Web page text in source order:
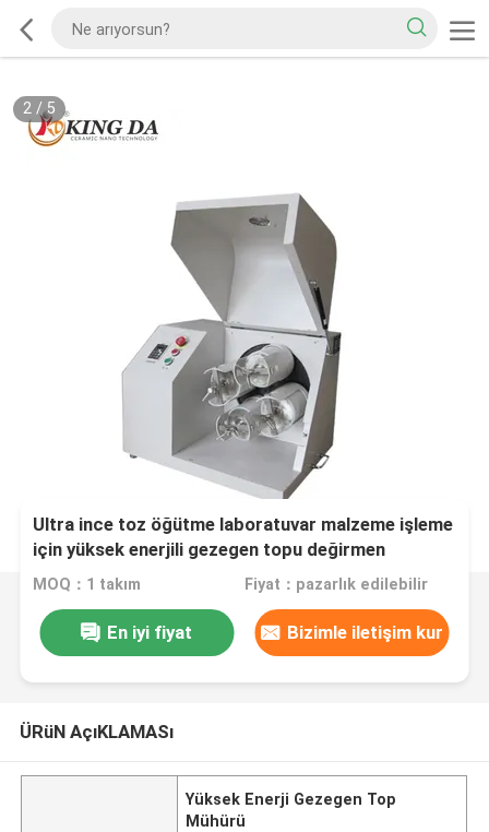
2/5
Ultra ince toz öğütme laboratuvar malzeme işleme
için yüksek enerjili gezegen topu değirmen
MOQ：1 takım Fiyat：pazarlık edilebilir
En iyi fiyat Bizimle iletişim kur
ÜRüN AçıKLAMASı
Yüksek Enerji Gezegen Top
Mühürü